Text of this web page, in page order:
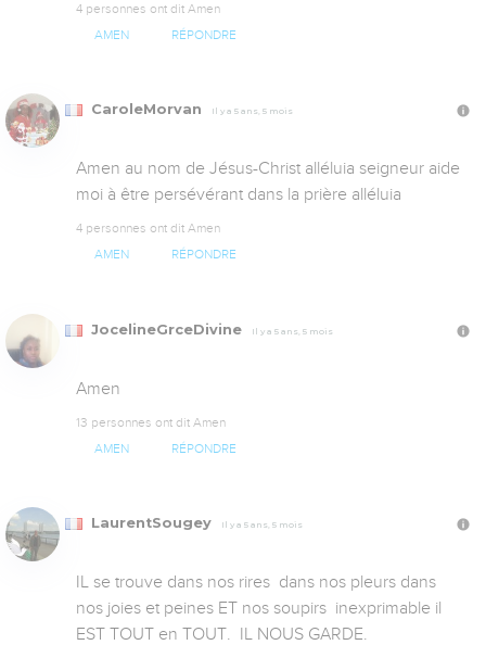
4 personnes ont dit Amen
AMEN RÉPONDRE
CaroleMorvan Il y a 5 ans, 5 mois
Amen au nom de Jésus-Christ alléluia seigneur aide
moi à être persévérant dans la prière alléluia
4 personnes ont dit Amen
AMEN RÉPONDRE
JocelineGrceDivine Il y a 5 ans, 5 mois
Amen
13 personnes ont dit Amen
AMEN RÉPONDRE
LaurentSougey Il y a 5 ans, 5 mois
IL se trouve dans nos rires  dans nos pleurs dans
nos joies et peines ET nos soupirs  inexprimable il
EST TOUT en TOUT.  IL NOUS GARDE.